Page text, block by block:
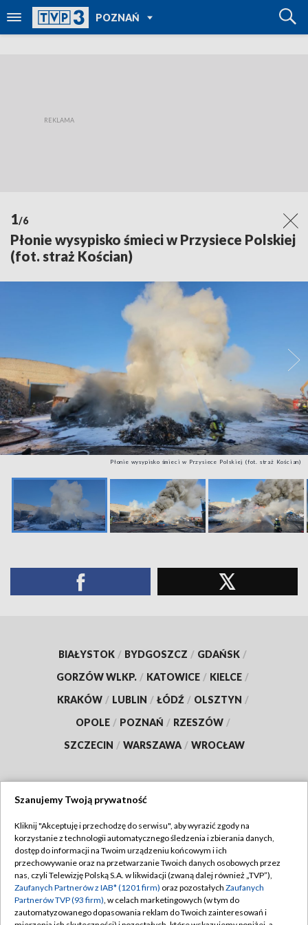
POZNAŃ
POWRÓT DO
TVP REGIONY
1/6
Płonie wysypisko śmieci w Przysiece Polskiej
(fot. straż Kościan)
Płonie wysypisko śmieci w Przysiece Polskiej (fot. straż Kościan)
BIAŁYSTOK / BYDGOSZCZ / GDAŃSK /
GORZÓW WLKP. / KATOWICE / KIELCE /
KRAKÓW / LUBLIN / ŁÓDŹ / OLSZTYN /
OPOLE / POZNAŃ / RZESZÓW /
SZCZECIN / WARSZAWA / WROCŁAW
TVP
Abonament TVP
Emisja w TVP
Centrum informacji TVP
Regulamin TVP
Polityka prywatności
Moje zgody
Szanujemy Twoją prywatność
Kliknij "Akceptuję i przechodzę do serwisu", aby wyrazić zgody na
korzystanie z technologii automatycznego śledzenia i zbierania danych,
dostęp do informacji na Twoim urządzeniu końcowym i ich
przechowywanie oraz na przetwarzanie Twoich danych osobowych przez
nas, czyli Telewizję Polską S.A. w likwidacji (zwaną dalej również „TVP”),
Zaufanych Partnerów z IAB* (1201 firm) oraz pozostałych Zaufanych
Partnerów TVP (93 firm), w celach marketingowych (w tym do
zautomatyzowanego dopasowania reklam do Twoich zainteresowań i